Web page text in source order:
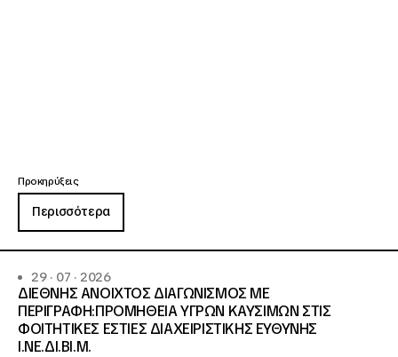
Προκηρύξεις
Περισσότερα
29 · 07 · 2026
ΔΙΕΘΝΗΣ ΑΝΟΙΧΤΟΣ ΔΙΑΓΩΝΙΣΜΟΣ ΜΕ
ΠΕΡΙΓΡΑΦΗ:ΠΡΟΜΗΘΕΙΑ ΥΓΡΩΝ ΚΑΥΣΙΜΩΝ ΣΤΙΣ
ΦΟΙΤΗΤΙΚΕΣ ΕΣΤΙΕΣ ΔΙΑΧΕΙΡΙΣΤΙΚΗΣ ΕΥΘΥΝΗΣ
Ι.ΝΕ.ΔΙ.ΒΙ.Μ.